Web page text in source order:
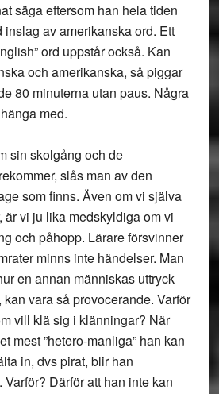
säga eftersom han hela tiden
inslag av amerikanska ord. Ett
ord uppstår också. Kan
och amerikanska, så piggar
80 minuterna utan paus. Några
med.
sin skolgång och de
slås man av den
som finns. Även om vi själva
är vi ju lika medskyldiga om vi
och påhopp. Lärare försvinner
minns inte händelser. Man
en annan människas uttryck
vara så provocerande. Varför
vill klä sig i klänningar? När
mest ”hetero-manliga” han kan
in, dvs pirat, blir han
Därför att han inte kan